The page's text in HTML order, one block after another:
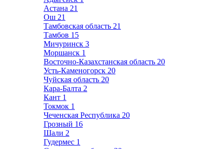
Астана 21
Ош 21
Тамбовская область 21
Тамбов 15
Мичуринск 3
Моршанск 1
Восточно-Казахстанская область 20
Усть-Каменогорск 20
Чуйская область 20
Кара-Балта 2
Кант 1
Токмок 1
Чеченская Республика 20
Грозный 16
Шали 2
Гудермес 1